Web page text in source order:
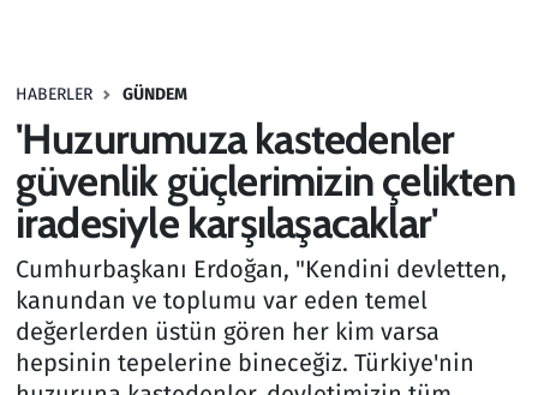
HABERLER GÜNDEM
'Huzurumuza kastedenler
güvenlik güçlerimizin çelikten
iradesiyle karşılaşacaklar'
Cumhurbaşkanı Erdoğan, "Kendini devletten,
kanundan ve toplumu var eden temel
değerlerden üstün gören her kim varsa
hepsinin tepelerine bineceğiz. Türkiye'nin
Haber
Kültür Sanat
Kurumsal Haberler
Lezzet Durağı
Memur ve Kamu